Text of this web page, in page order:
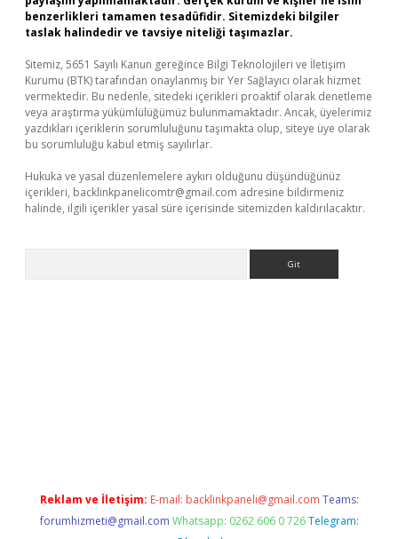
benzerlikleri tamamen tesadüfidir. Sitemizdeki bilgiler
taslak halindedir ve tavsiye niteliği taşımazlar.
Sitemiz, 5651 Sayılı Kanun gereğince Bilgi Teknolojileri ve İletişim
Kurumu (BTK) tarafından onaylanmış bir Yer Sağlayıcı olarak hizmet
vermektedir. Bu nedenle, sitedeki içerikleri proaktif olarak denetleme
veya araştırma yükümlülüğümüz bulunmamaktadır. Ancak, üyelerimiz
yazdıkları içeriklerin sorumluluğunu taşımakta olup, siteye üye olarak
bu sorumluluğu kabul etmiş sayılırlar.
Hukuka ve yasal düzenlemelere aykırı olduğunu düşündüğünüz
içerikleri, backlinkpanelicomtr@gmail.com adresine bildirmeniz
halinde, ilgili içerikler yasal süre içerisinde sitemizden kaldırılacaktır.
Reklam ve İletişim: E-mail: backlinkpaneli@gmail.com Teams:
forumhizmeti@gmail.com Whatsapp: 0262 606 0 726 Telegram: